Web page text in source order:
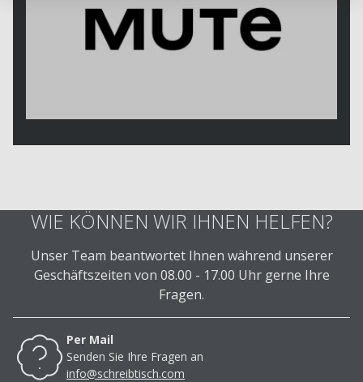
WIE KÖNNEN WIR IHNEN HELFEN?
Unser Team beantwortet Ihnen während unserer
Geschäftszeiten von 08.00 - 17.00 Uhr gerne Ihre
Fragen.
Per Mail
Senden Sie Ihre Fragen an
info@schreibtisch.com